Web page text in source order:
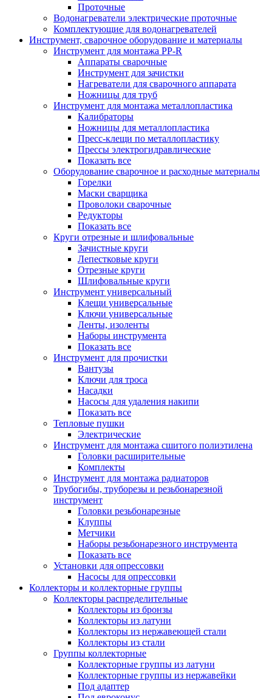
Проточные
Водонагреватели электрические проточные
Комплектующие для водонагревателей
Инструмент, сварочное оборудование и материалы
Инструмент для монтажа PP-R
Аппараты сварочные
Инструмент для зачистки
Нагреватели для сварочного аппарата
Ножницы для труб
Инструмент для монтажа металлопластика
Калибраторы
Ножницы для металлопластика
Пресс-клещи по металлопластику
Прессы электрогидравлические
Показать все
Оборудование сварочное и расходные материалы
Горелки
Маски сварщика
Проволоки сварочные
Редукторы
Показать все
Круги отрезные и шлифовальные
Зачистные круги
Лепестковые круги
Отрезные круги
Шлифовальные круги
Инструмент универсальный
Клещи универсальные
Ключи универсальные
Ленты, изоленты
Наборы инструмента
Показать все
Инструмент для прочистки
Вантузы
Ключи для троса
Насадки
Насосы для удаления накипи
Показать все
Тепловые пушки
Электрические
Инструмент для монтажа сшитого полиэтилена
Головки расширительные
Комплекты
Инструмент для монтажа радиаторов
Трубогибы, труборезы и резьбонарезной
инструмент
Головки резьбонарезные
Клуппы
Метчики
Наборы резьбонарезного инструмента
Показать все
Установки для опрессовки
Насосы для опрессовки
Коллекторы и коллекторные группы
Коллекторы распределительные
Коллекторы из бронзы
Коллекторы из латуни
Коллекторы из нержавеющей стали
Коллекторы из стали
Группы коллекторные
Коллекторные группы из латуни
Коллекторные группы из нержавейки
Под адаптер